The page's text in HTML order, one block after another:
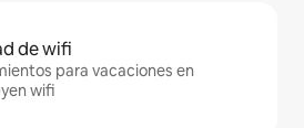
de wifi
para vacaciones en
wifi